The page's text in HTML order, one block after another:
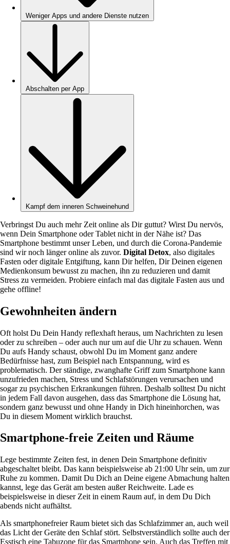
Weniger Apps und andere Dienste nutzen
Abschalten per App
Kampf dem inneren Schweinehund
Verbringst Du auch mehr Zeit online als Dir guttut? Wirst Du nervös,
wenn Dein Smartphone oder Tablet nicht in der Nähe ist? Das
Smartphone bestimmt unser Leben, und durch die Corona-Pandemie
sind wir noch länger online als zuvor. Digital Detox, also digitales
Fasten oder digitale Entgiftung, kann Dir helfen, Dir Deinen eigenen
Medienkonsum bewusst zu machen, ihn zu reduzieren und damit
Stress zu vermeiden. Probiere einfach mal das digitale Fasten aus und
gehe offline!
Gewohnheiten ändern
Oft holst Du Dein Handy reflexhaft heraus, um Nachrichten zu lesen
oder zu schreiben – oder auch nur um auf die Uhr zu schauen. Wenn
Du aufs Handy schaust, obwohl Du im Moment ganz andere
Bedürfnisse hast, zum Beispiel nach Entspannung, wird es
problematisch. Der ständige, zwanghafte Griff zum Smartphone kann
unzufrieden machen, Stress und Schlafstörungen verursachen und
sogar zu psychischen Erkrankungen führen. Deshalb solltest Du nicht
in jedem Fall davon ausgehen, dass das Smartphone die Lösung hat,
sondern ganz bewusst und ohne Handy in Dich hineinhorchen, was
Du in diesem Moment wirklich brauchst.
Smartphone-freie Zeiten und Räume
Lege bestimmte Zeiten fest, in denen Dein Smartphone definitiv
abgeschaltet bleibt. Das kann beispielsweise ab 21:00 Uhr sein, um zur
Ruhe zu kommen. Damit Du Dich an Deine eigene Abmachung halten
kannst, lege das Gerät am besten außer Reichweite. Lade es
beispielsweise in dieser Zeit in einem Raum auf, in dem Du Dich
abends nicht aufhältst.
Als smartphonefreier Raum bietet sich das Schlafzimmer an, auch weil
das Licht der Geräte den Schlaf stört. Selbstverständlich sollte auch der
Esstisch eine Tabuzone für das Smartphone sein. Auch das Treffen mit